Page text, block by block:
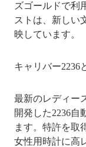
ズゴールドで利
ストは、新しい
映しています。
キャリバー2236
最新のレディー
開発した2236自
ます。特許を取
女性用時計に高